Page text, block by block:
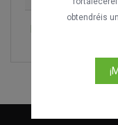
FC Barcelona vs.
obtendréis